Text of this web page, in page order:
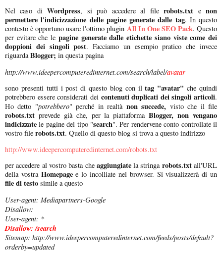
Nel caso diWordpress, si può accedere al filerobots.txt enon
permettere l'indicizzazione delle pagine generate dalle tag. In questo
contesto è opportuno usare l'ottimo plugin All In One SEO Pack. Questo
per evitare che le pagine generate dalle etichette siano viste come dei
doppioni dei singoli post. Facciamo un esempio pratico che invece
riguardaBlogger; in questa pagina
http://www.ideepercomputeredinternet.com/search/label/avatar
sono presenti tutti i post di questo blog con iltag "avatar" che quindi
potrebbero essere considerati deicontenuti duplicati dei singoli articoli.
Ho detto "potrebbero" perché in realtà non succede, visto che il file
robots.txt prevede già che, per la piattaformaBlogger, non vengano
indicizzate le pagine del tipo "search". Per rendervene conto controllate il
vostro file robots.txt. Quello di questo blog si trova a questo indirizzo
http://www.ideepercomputeredinternet.com/robots.txt
per accedere al vostro basta che aggiungiatela stringa robots.txtall'URL
della vostra Homepagee lo incolliate nel browser. Si visualizzerà di un
file di testo simile a questo
User-agent: Mediapartners-Google
Disallow:
User-agent: *
Disallow: /search
Sitemap: http://www.ideepercomputeredinternet.com/feeds/posts/default?
orderby=updated